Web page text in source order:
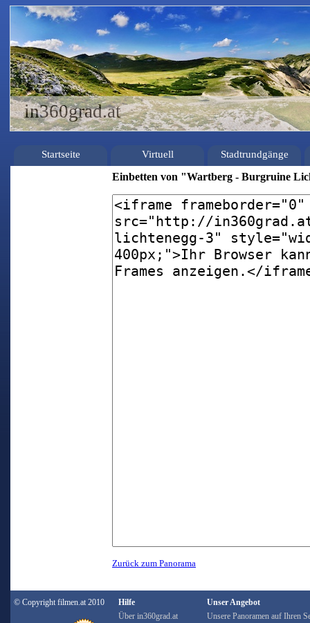
in360grad.at
Startseite Virtuell Stadtrundgänge
Einbetten von "Wartberg - Burgruine
Zurück zum Panorama
© Copyright filmen.at 2010
Hilfe
Über in360grad.at
Unser Angebot
Unsere Panoramen auf Ihren